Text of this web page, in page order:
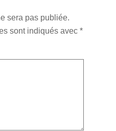
sera pas publiée.
sont indiqués avec *